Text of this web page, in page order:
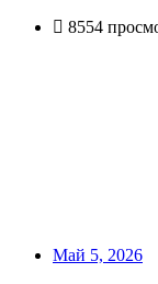
8554
Май 5, 2026